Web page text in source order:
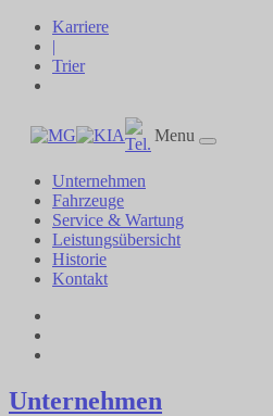
Karriere
|
Trier
Menu
Unternehmen
Fahrzeuge
Service & Wartung
Leistungsübersicht
Historie
Kontakt
Unternehmen